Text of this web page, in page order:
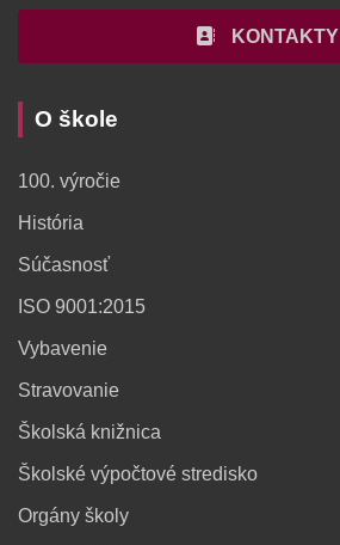
KONTAKTY
O škole
100. výročie
História
Súčasnosť
ISO 9001:2015
Vybavenie
Stravovanie
Školská knižnica
Školské výpočtové stredisko
Orgány školy